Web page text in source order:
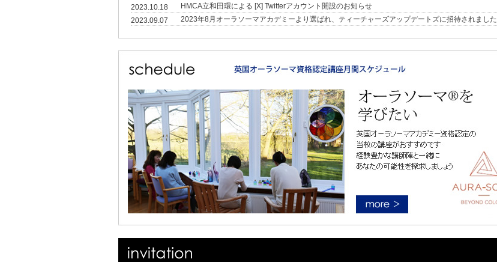
2023.10.18
HMCA立和田環による [X] Twitterアカウント開設のお知らせ
2023.09.07
2023年8月オーラソーマアカデミーより選ばれ、ティーチャーズアップデートズに招待されました